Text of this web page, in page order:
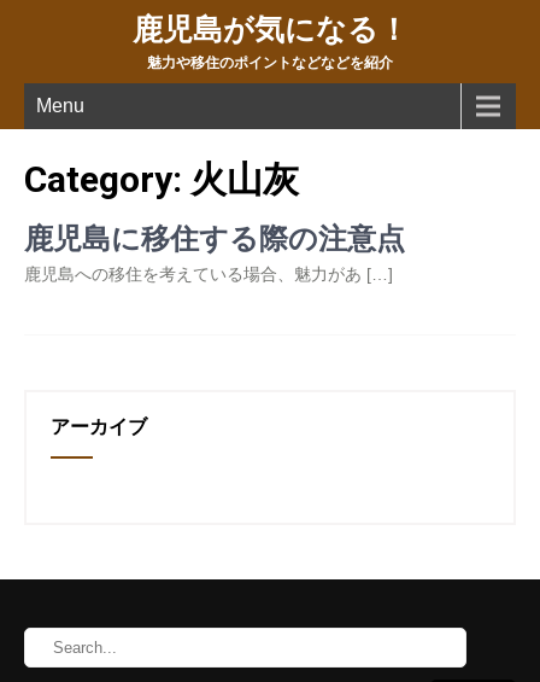
鹿児島が気になる！
魅力や移住のポイントなどなどを紹介
Menu
Category: 火山灰
鹿児島に移住する際の注意点
鹿児島への移住を考えている場合、魅力があ […]
アーカイブ